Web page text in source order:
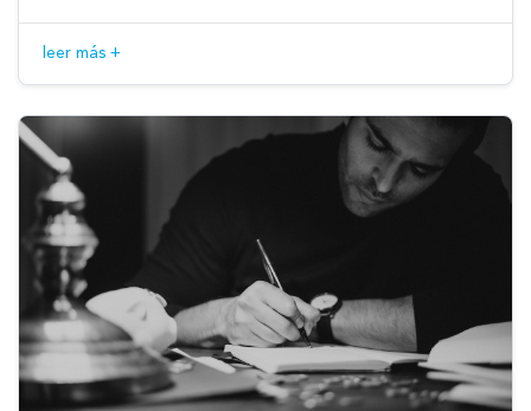
leer más +